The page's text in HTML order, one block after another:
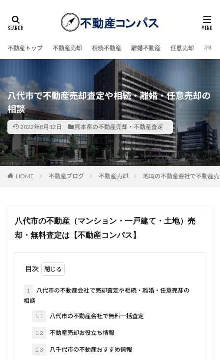
不動産トップ 不動産売却 相続不動産 離婚不動産 任意売却 不動
八代市で不動産売却査定や相続・離婚・任意売却の
相談
2022年8月12日 熊本県の不動産売却・不動産査定
HOME 不動産ブログ 不動産売却 地域の不動産会社で不動産
八代市の不動産（マンション・一戸建て・土地）売
却・無料査定は【不動産コンパス】
目次
1
八代市の不動産会社で売却査定や相続・離婚・任意売却の
相談
1.1 八代市の不動産会社で無料一括査定
1.2 不動産売却お役立ち情報
1.3 八千代市の不動産おすすめ情報